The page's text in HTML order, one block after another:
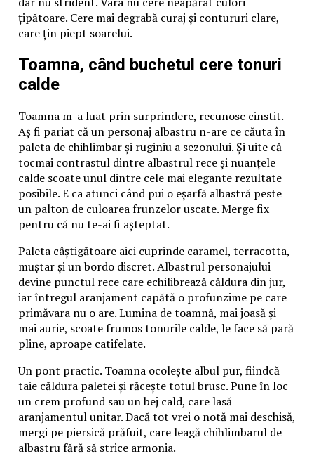
țipătoare. Cere mai degrabă curaj și contururi clare,
care țin piept soarelui.
Toamna, când buchetul cere tonuri
calde
Toamna m-a luat prin surprindere, recunosc cinstit.
Aș fi pariat că un personaj albastru n-are ce căuta în
paleta de chihlimbar și ruginiu a sezonului. Și uite că
tocmai contrastul dintre albastrul rece și nuanțele
calde scoate unul dintre cele mai elegante rezultate
posibile. E ca atunci când pui o eșarfă albastră peste
un palton de culoarea frunzelor uscate. Merge fix
pentru că nu te-ai fi așteptat.
Paleta câștigătoare aici cuprinde caramel, terracotta,
muștar și un bordo discret. Albastrul personajului
devine punctul rece care echilibrează căldura din jur,
iar întregul aranjament capătă o profunzime pe care
primăvara nu o are. Lumina de toamnă, mai joasă și
mai aurie, scoate frumos tonurile calde, le face să pară
pline, aproape catifelate.
Un pont practic. Toamna ocolește albul pur, fiindcă
taie căldura paletei și răcește totul brusc. Pune în loc
un crem profund sau un bej cald, care lasă
aranjamentul unitar. Dacă tot vrei o notă mai deschisă,
mergi pe piersică prăfuit, care leagă chihlimbarul de
albastru fără să strice armonia.